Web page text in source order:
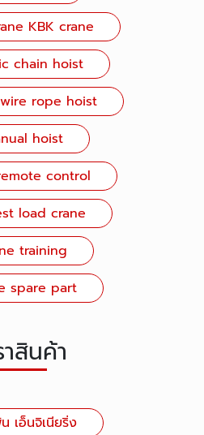
KBK crane
chain hoist
rope hoist
hoist
control
load crane
training
spare part
สินค้า
เอ็นจิเนียริ่ง